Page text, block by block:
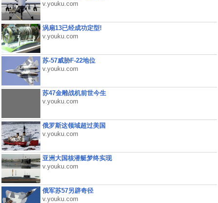
v.youku.com
涡扇13已经成功定型!
v.youku.com
苏-57威胁F-22地位
v.youku.com
苏47金雕战机前世今生
v.youku.com
俄罗斯这领域超过美国
v.youku.com
亚洲大国核潜艇梦终实现
v.youku.com
俄军苏57另辟奇径
v.youku.com